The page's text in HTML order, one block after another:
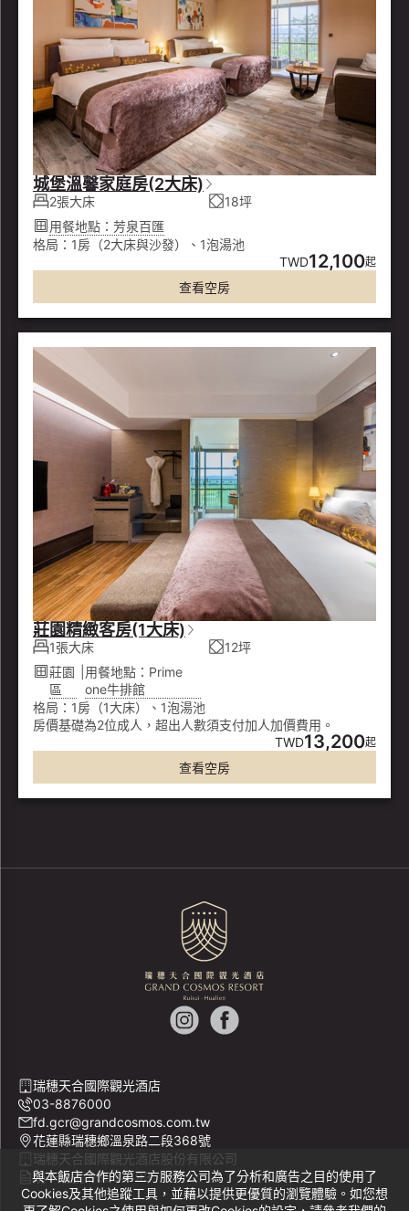
城堡溫馨家庭房(2大床)
2張大床
18坪
用餐地點：芳泉百匯
格局：1房（2大床與沙發）、1泡湯池
TWD12,100起
查看空房
莊園精緻客房(1大床)
1張大床
12坪
莊園
區
用餐地點：Prime
one牛排館
格局：1房（1大床）、1泡湯池
房價基礎為2位成人，超出人數須支付加人加價費用。
TWD13,200起
查看空房
與本飯店合作的第三方服務公司為了分析和廣告之目的使用了
Cookies及其他追蹤工具，並藉以提供更優質的瀏覽體驗。如您想
瑞穗天合國際觀光酒店
03-8876000
fd.gcr@grandcosmos.com.tw
花蓮縣瑞穗鄉溫泉路二段368號
瑞穗天合國際觀光酒店股份有限公司
統一編號 53534193